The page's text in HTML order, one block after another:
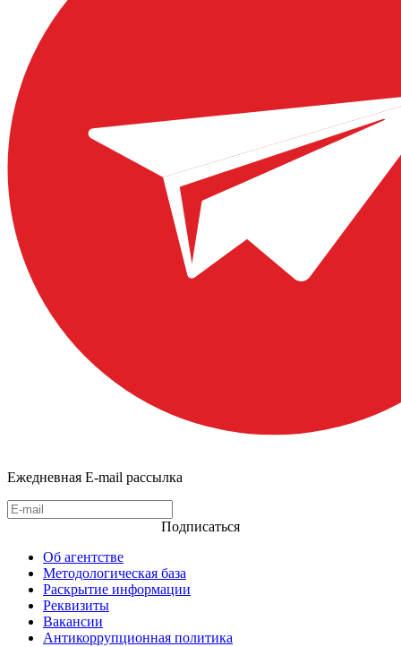
Ежедневная E-mail рассылка
Подписаться
Об агентстве
Методологическая база
Раскрытие информации
Реквизиты
Вакансии
Антикоррупционная политика